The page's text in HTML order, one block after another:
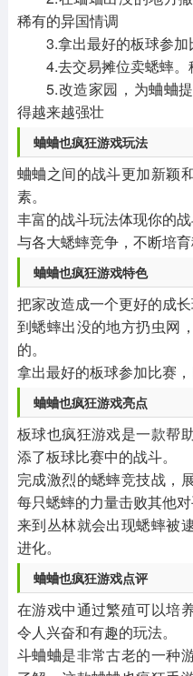
稀有的异国情调
3.拿出最好的板球参加
4.去交易摊位卖蟋蟀
5.改造家园，为蛐蛐
得越来越强壮
蛐蛐也疯狂游戏玩法
蛐蛐之间的战斗更加新颖
素。
丰富的战斗玩法体现你的
与各大蟋蟀竞争，不断培育
蛐蛐也疯狂游戏特色
把家改造成一个更好的成
到蟋蟀出没的地方扔虫网
的。
拿出最好的板球参加比赛，
蛐蛐也疯狂游戏亮点
板球也疯狂游戏是一款帮
添了板球比赛中的战斗。
完成激烈的蟋蟀竞技战，
每只蟋蟀的力量击败其他对
来到丛林就会出现蟋蟀被
进化。
蛐蛐也疯狂游戏点评
在游戏中通过繁殖可以培
令人兴奋和有趣的玩法。
斗蛐蛐是非常古老的一种